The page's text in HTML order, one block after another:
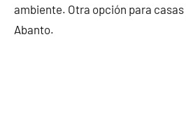
ambiente. Otra opción para
Abanto.